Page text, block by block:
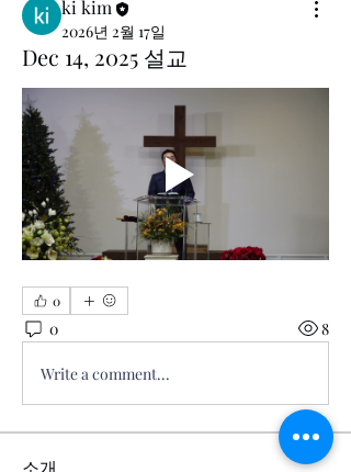
ki kim
2026년 2월 17일
Dec 14, 2025 설교
0
0 8
Write a comment...